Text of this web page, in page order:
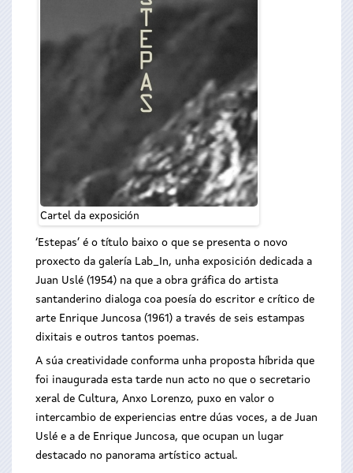
Cartel da exposición
‘Estepas’ é o título baixo o que se presenta o novo
proxecto da galería Lab_In, unha exposición dedicada a
Juan Uslé (1954) na que a obra gráfica do artista
santanderino dialoga coa poesía do escritor e crítico de
arte Enrique Juncosa (1961) a través de seis estampas
dixitais e outros tantos poemas.
A súa creatividade conforma unha proposta híbrida que
foi inaugurada esta tarde nun acto no que o secretario
xeral de Cultura, Anxo Lorenzo, puxo en valor o
intercambio de experiencias entre dúas voces, a de Juan
Uslé e a de Enrique Juncosa, que ocupan un lugar
destacado no panorama artístico actual.